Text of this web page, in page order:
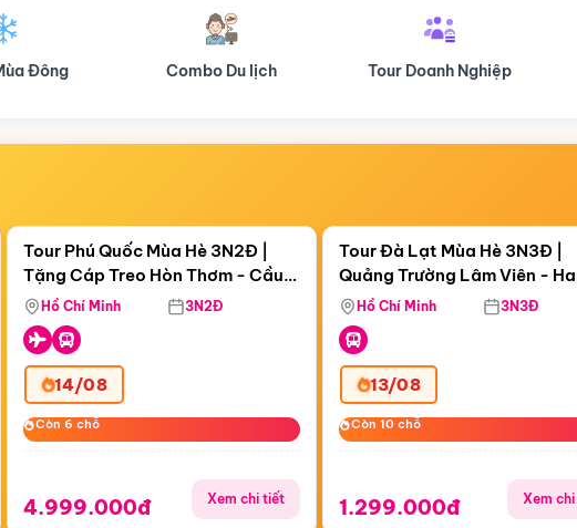
Du lịch Tour Doanh Nghiệp Du lịch Hành Hương
Còn07 ngày 00:07:34
Tặng Cáp Treo Hòn Thơm
Tour Phú Quốc Mùa Hè 3N2Đ |
Tặng Cáp Treo Hòn Thơm - Cầu
Hôn - Công Viên Nước Aquatopia
Hồ Chí Minh 3N2Đ
14/08
Còn 6 chỗ
Còn 6 chỗ
4.999.000đ Xem chi tiết
Còn06 ngày 00:07:34
Tour Đà Lạt Mùa Hè 3N3Đ |
Quảng Trường Lâm Viên -
Hill - Puppy Farm
Hồ Chí Minh 3N3Đ
13/08
Còn 10 chỗ
Còn 10 chỗ
1.299.000đ Xem